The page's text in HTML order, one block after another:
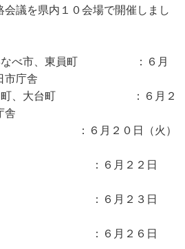
会議を県内１０会場で開催しまし
いなべ市、東員町 ：６月
市庁舎
明和町、大台町 ：６月２
舎
２０日（火）
市 ：６月２２日
市 ：６月２３日
町 ：６月２６日